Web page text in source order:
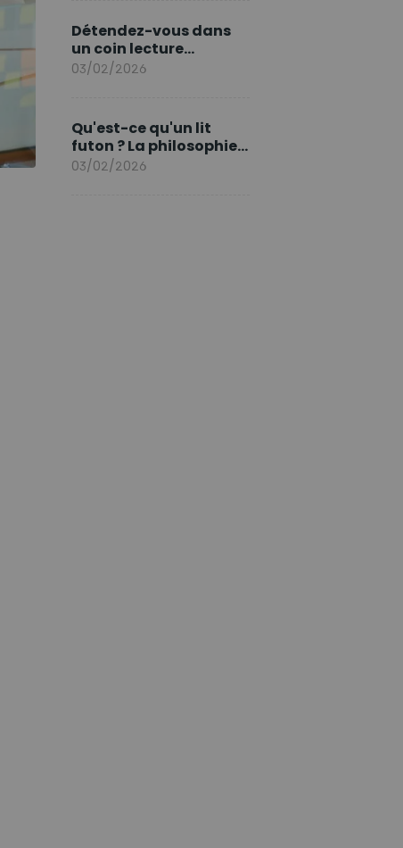
Détendez-vous dans
un coin lecture
printanier
03/02/2026
Qu'est-ce qu'un lit
futon ? La philosophie
du sommeil japonais
03/02/2026